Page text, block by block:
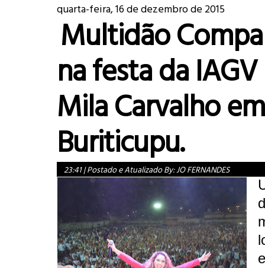
quarta-feira, 16 de dezembro de 2015
Multidão
na festa da
Mila Carvalho em
Buriticupu.
23:41|Postado e Atualizado By:JO FERNANDES